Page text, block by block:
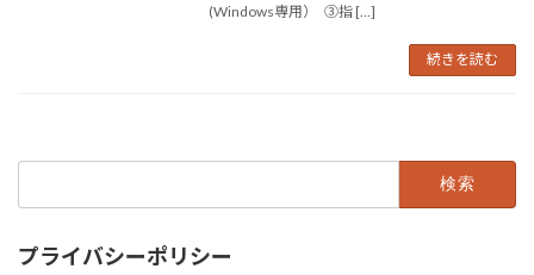
(Windows専用） ③指 […]
続きを読む
プライバシーポリシー